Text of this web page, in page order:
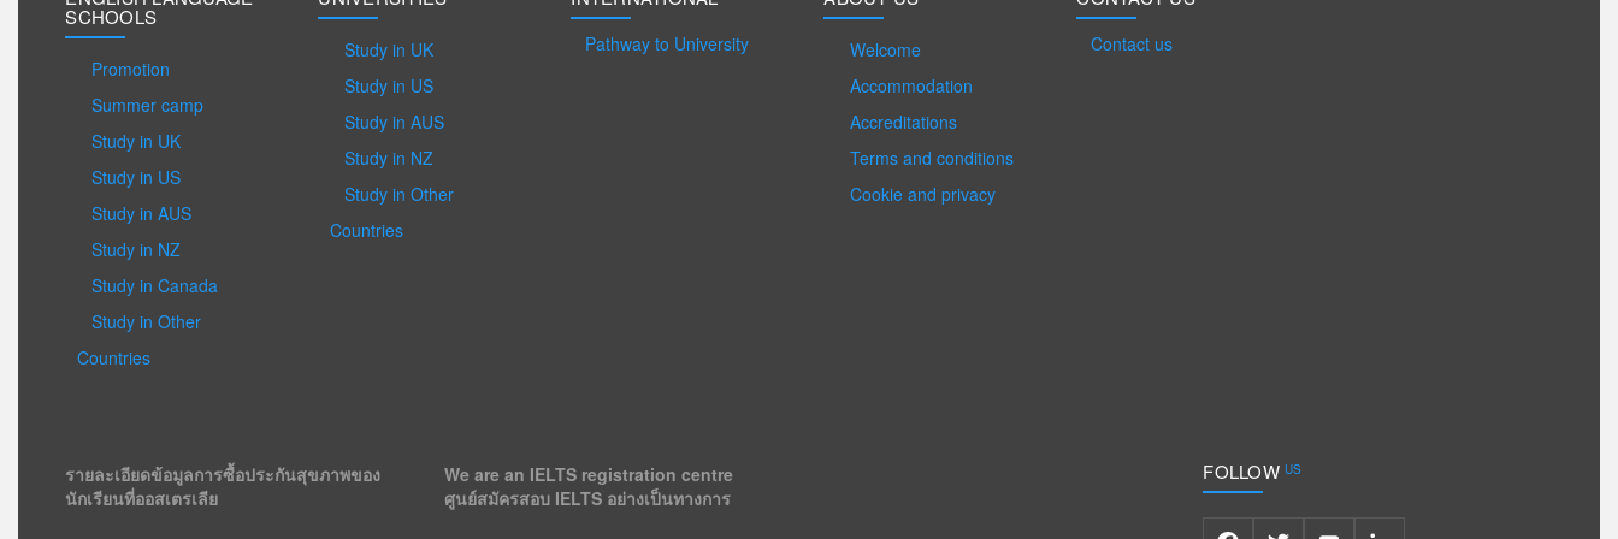
SCHOOLS
Promotion
Summer camp
Study in UK
Study in US
Study in AUS
Study in NZ
Study in Canada
Study in Other
Countries
Study in UK
Study in US
Study in AUS
Study in NZ
Study in Other
Countries
Pathway to University
Welcome
Accommodation
Accreditations
Terms and conditions
Cookie and privacy
Contact us
รายละเอียดข้อมูลการซื้อประกันสุขภาพของ
นักเรียนที่ออสเตรเลีย
We are an IELTS registration centre
ศูนย์สมัครสอบ IELTS อย่างเป็นทางการ
FOLLOWUS